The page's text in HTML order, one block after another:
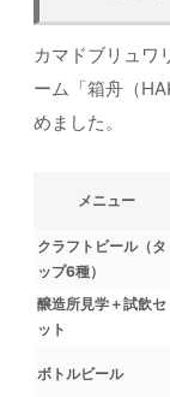
カマドブリュワ
ーム「箱舟（
めました。
メニュー
クラフトビール（タ
ップ6種）
醸造所見学＋試飲セ
ット
ボトルビール